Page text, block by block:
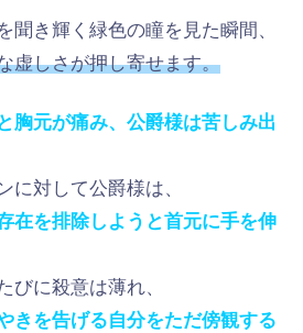
聞き輝く緑色の瞳を見た瞬間、
虚しさが押し寄せます。
胸元が痛み、公爵様は苦しみ出
に対して公爵様は、
在を排除しようと首元に手を伸
びに殺意は薄れ、
きを告げる自分をただ傍観する